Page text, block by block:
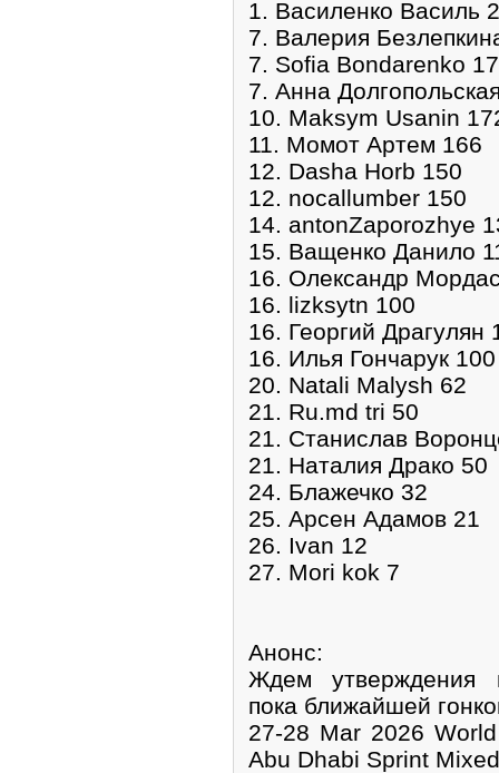
1. Василенко Василь
7. Валерия
7. Sofia Bondarenko
7. Анна
10. Maksym Usanin
11. Момот Артем 166
12. Dasha Horb 150
12. nocallumber 150
14. antonZaporozhye
15. Ващенко Данило
16. Олександр
16. lizksytn 100
16. Георгий Драгулян
16. Илья Гончарук 100
20. Natali Malysh 62
21. Ru.md tri 50
21. Станислав
21. Наталия Драко 50
24. Блажечко 32
25. Арсен Адамов 21
26. Ivan 12
27. Mori kok 7
Анонс:
Ждем утверждения
пока ближайшей
27-28 Mar 2026
Abu Dhabi Sprint